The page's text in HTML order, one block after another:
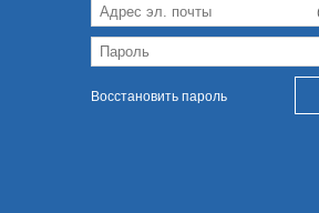
Восстановить пароль